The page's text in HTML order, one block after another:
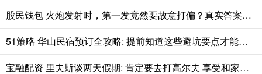
股民钱包 火炮发射时，第一发竟然要故意打偏？真实答案是什么
51策略 华山民宿预订全攻略: 提前知道这些避坑要点才能安心入住
宝融配资 里夫斯谈两天假期: 肯定要去打高尔夫 享受和家人在一起的时光